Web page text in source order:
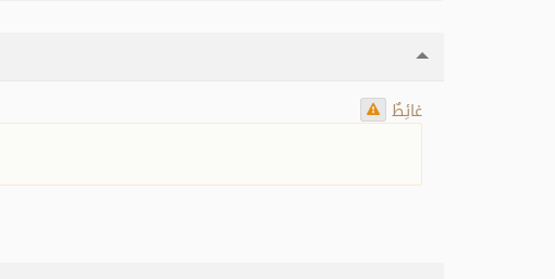
غائِطٌ